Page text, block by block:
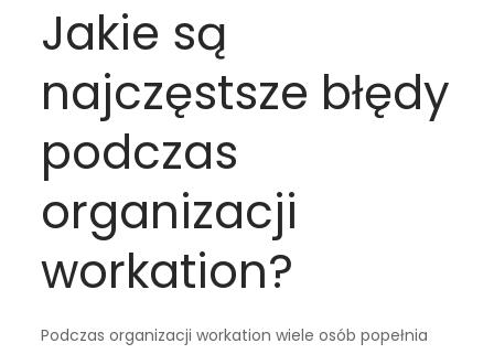
Jakie są
najczęstsze błędy
podczas
organizacji
workation?
Podczas organizacji workation wiele osób popełnia